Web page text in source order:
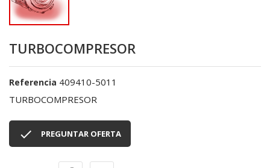
TURBOCOMPRESOR
Referencia 409410-5011
TURBOCOMPRESOR
 PREGUNTAR OFERTA